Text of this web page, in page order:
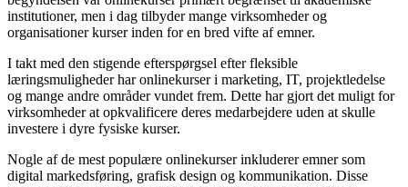
institutioner, men i dag tilbyder mange virksomheder og
organisationer kurser inden for en bred vifte af emner.
I takt med den stigende efterspørgsel efter fleksible
læringsmuligheder har onlinekurser i marketing, IT, projektledelse
og mange andre områder vundet frem. Dette har gjort det muligt for
virksomheder at opkvalificere deres medarbejdere uden at skulle
investere i dyre fysiske kurser.
Nogle af de mest populære onlinekurser inkluderer emner som
digital markedsføring, grafisk design og kommunikation. Disse